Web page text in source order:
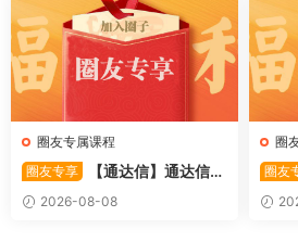
圈友专属课程
圈友专享
【通达信】通达信
〖极致主力〗主副图/选股 放
量不算突破，站上压力才算！
2026-08-08
圈
圈友
〖超
那契